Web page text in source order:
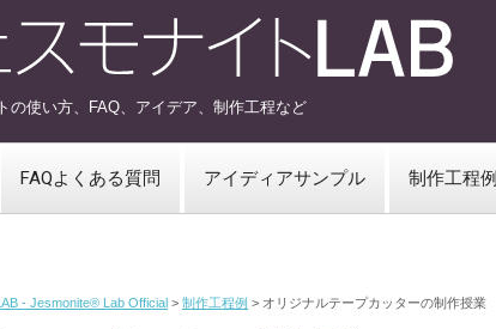
の使い方、FAQ、アイデア、制作工程など
FAQよくある質問 アイディアサンプル 制作工程例
- Jesmonite® Lab Official > 制作工程例 > オリジナルテープカッターの制作授業